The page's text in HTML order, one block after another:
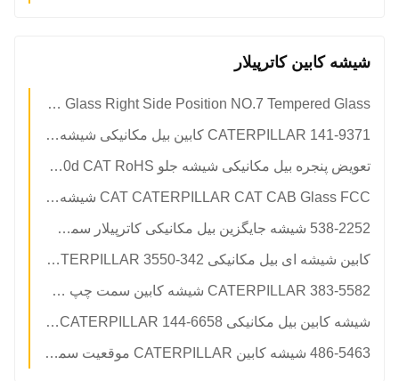
شیشه کابین کاترپیلار
CATERPILLAR 167-7035 Excavator Glass Right Side Position NO.7 Tempered Glass
CATERPILLAR 141-9371 کابین بیل مکانیکی شیشه جلو شیشه جلو پایینی موقعیت B
تعویض پنجره بیل مکانیکی شیشه جلو e320d CAT RoHS درب چپ موقعیت عقب شماره 4
CAT CATERPILLAR CAT CAB Glass FCC شیشه سکوریت شده شیشه جلو درب سمت چپ موقعیت پایین شماره 3
538-2252 شیشه جایگزین بیل مکانیکی کاترپیلار سمت چپ موقعیت مستقیم NO.2 شیشه سکوریت
کابین شیشه ای بیل مکانیکی 342-3550 CATERPILLAR سمت راست شماره 7 شیشه سکوریت بزرگ
383-5582 CATERPILLAR شیشه کابین سمت چپ سمت راست موقعیت شماره 2
شیشه کابین بیل مکانیکی CATERPILLAR 144-6658 دم بالا به ضخامت 5 میلی متر
486-5463 شیشه کابین CATERPILLAR موقعیت سمت چپ شیبدار NO.1 شیشه سکوریت